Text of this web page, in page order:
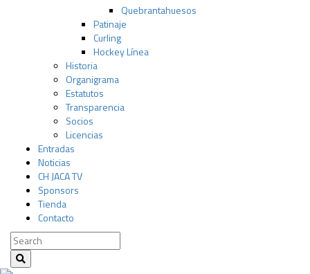
Quebrantahuesos
Patinaje
Curling
Hockey Línea
Historia
Organigrama
Estatutos
Transparencia
Socios
Licencias
Entradas
Noticias
CH JACA TV
Sponsors
Tienda
Contacto